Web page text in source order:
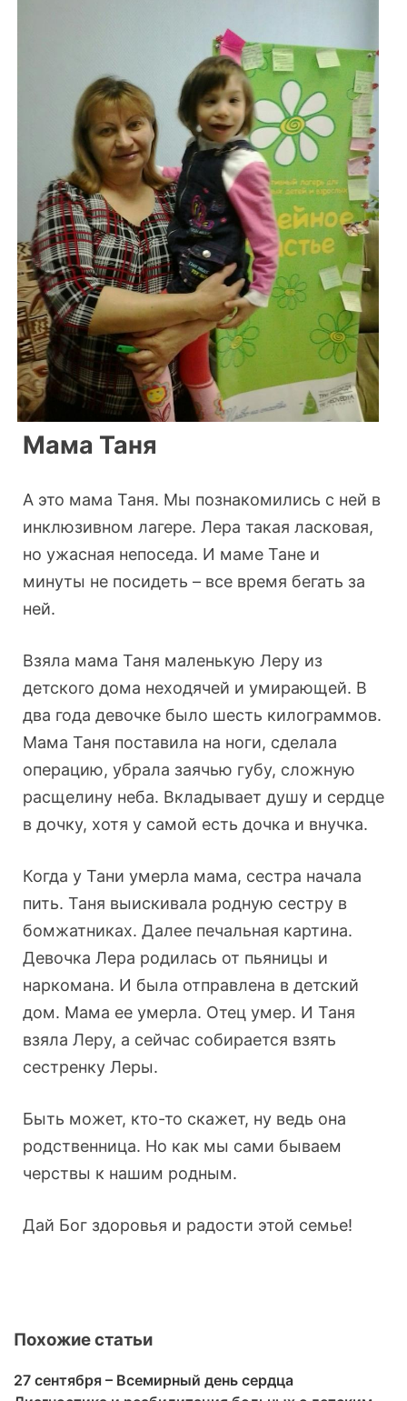
Мама Таня
А это мама Таня. Мы познакомились с ней в
инклюзивном лагере. Лера такая ласковая,
но ужасная непоседа. И маме Тане и
минуты не посидеть – все время бегать за
ней.
Взяла мама Таня маленькую Леру из
детского дома неходячей и умирающей. В
два года девочке было шесть килограммов.
Мама Таня поставила на ноги, сделала
операцию, убрала заячью губу, сложную
расщелину неба. Вкладывает душу и сердце
в дочку, хотя у самой есть дочка и внучка.
Когда у Тани умерла мама, сестра начала
пить. Таня выискивала родную сестру в
бомжатниках. Далее печальная картина.
Девочка Лера родилась от пьяницы и
наркомана. И была отправлена в детский
дом. Мама ее умерла. Отец умер. И Таня
взяла Леру, а сейчас собирается взять
сестренку Леры.
Быть может, кто-то скажет, ну ведь она
родственница. Но как мы сами бываем
черствы к нашим родным.
Дай Бог здоровья и радости этой семье!
Похожие статьи
27 сентября – Всемирный день сердца